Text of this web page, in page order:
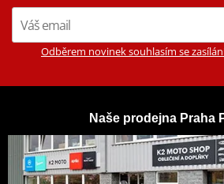
Odběrem novinek souhlasím se
Naše prodejna Praha